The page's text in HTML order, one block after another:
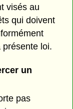
visés au
qui doivent
présente loi.
un
pas